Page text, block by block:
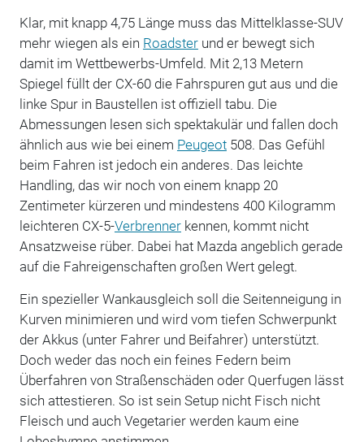
Klar, mit knapp 4,75 Länge muss das Mittelklasse-SUV
mehr wiegen als ein Roadsterund er bewegt sich
damit im Wettbewerbs-Umfeld. Mit 2,13 Metern
Spiegel füllt der CX-60 die Fahrspuren gut aus und die
linke Spur in Baustellen ist offiziell tabu. Die
Abmessungen lesen sich spektakulär und fallen doch
ähnlich aus wie bei einem Peugeot508. Das Gefühl
beim Fahren ist jedoch ein anderes. Das leichte
Handling, das wir noch von einem knapp 20
Zentimeter kürzeren und mindestens 400 Kilogramm
leichteren CX-5-Verbrennerkennen, kommt nicht
Ansatzweise rüber. Dabei hat Mazda angeblich gerade
auf die Fahreigenschaften großen Wert gelegt.
Ein spezieller Wankausgleich soll die Seitenneigung in
Kurven minimieren und wird vom tiefen Schwerpunkt
der Akkus (unter Fahrer und Beifahrer) unterstützt.
Doch weder das noch ein feines Federn beim
Überfahren von Straßenschäden oder Querfugen lässt
sich attestieren. So ist sein Setup nicht Fisch nicht
Fleisch und auch Vegetarier werden kaum eine